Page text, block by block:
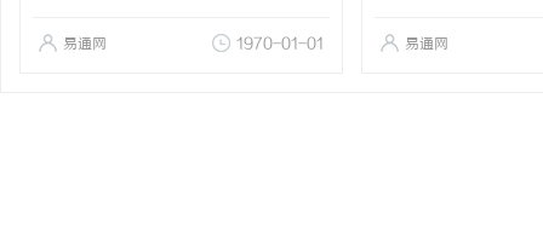
易通网 1970-01-01 易通网